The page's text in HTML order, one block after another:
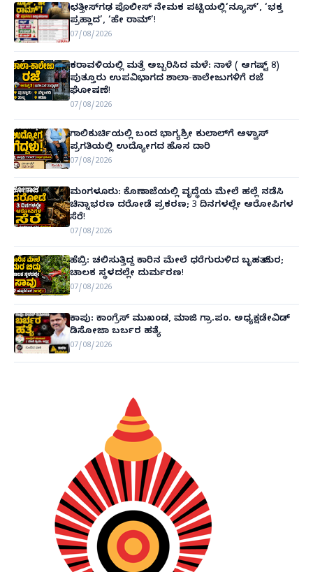
ಛತ್ತೀಸ್‌ಗಢ ಪೊಲೀಸ್ ನೇಮಕ ಪಟ್ಟಿಯಲ್ಲಿ‘ನ್ಯೂಸ್’, ‘ಭಕ್ತ
ಪ್ರಹ್ಲಾದ’, ‘ಹೇ ರಾಮ್’!
07/08/2026
ಕರಾವಳಿಯಲ್ಲಿ ಮತ್ತೆ ಅಬ್ಬರಿಸಿದ ಮಳೆ: ನಾಳೆ ( ಆಗಷ್ಟ್ 8)
ಪುತ್ತೂರು ಉಪವಿಭಾಗದ ಶಾಲಾ-ಕಾಲೇಜುಗಳಿಗೆ ರಜೆ
ಘೋಷಣೆ!
07/08/2026
ಗಾಲಿಕುರ್ಚಿಯಲ್ಲಿ ಬಂದ ಭಾಗ್ಯಶ್ರೀ ಕುಲಾಲ್‌ಗೆ ಆಳ್ವಾಸ್
ಪ್ರಗತಿಯಲ್ಲಿ ಉದ್ಯೋಗದ ಹೊಸ ದಾರಿ
07/08/2026
ಮಂಗಳೂರು: ಕೊಣಾಜೆಯಲ್ಲಿ ವೃದ್ಧೆಯ ಮೇಲೆ ಹಲ್ಲೆ ನಡೆಸಿ
ಚಿನ್ನಾಭರಣ ದರೋಡೆ ಪ್ರಕರಣ; 3 ದಿನಗಳಲ್ಲೇ ಆರೋಪಿಗಳ
ಸೆರೆ!
07/08/2026
ಹೆಬ್ರಿ: ಚಲಿಸುತ್ತಿದ್ದ ಕಾರಿನ ಮೇಲೆ ಧರೆಗುರುಳಿದ ಬೃಹತ್ ಮರ;
ಚಾಲಕ ಸ್ಥಳದಲ್ಲೇ ದುರ್ಮರಣ!
07/08/2026
ಕಾಪು: ಕಾಂಗ್ರೆಸ್ ಮುಖಂಡ, ಮಾಜಿ ಗ್ರಾ.ಪಂ. ಅಧ್ಯಕ್ಷಡೇವಿಡ್
ಡಿಸೋಜಾ ಬರ್ಬರ ಹತ್ಯೆ
07/08/2026